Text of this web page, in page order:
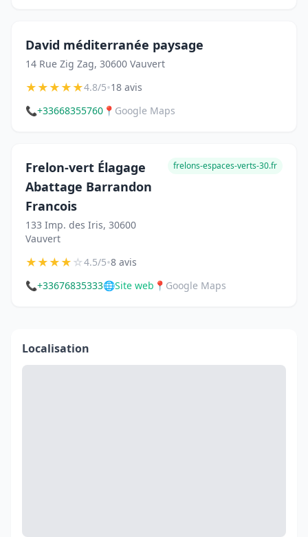
David méditerranée paysage
14 Rue Zig Zag, 30600 Vauvert
★★★★★4.8/5•18 avis
📞+33668355760 📍 Google Maps
Frelon-vert Élagage
Abattage Barrandon
Francois
133 Imp. des Iris, 30600
Vauvert
frelons-espaces-verts-30.fr
★★★★☆4.5/5•8 avis
📞+33676835333🌐Site web 📍 Google Maps
Localisation